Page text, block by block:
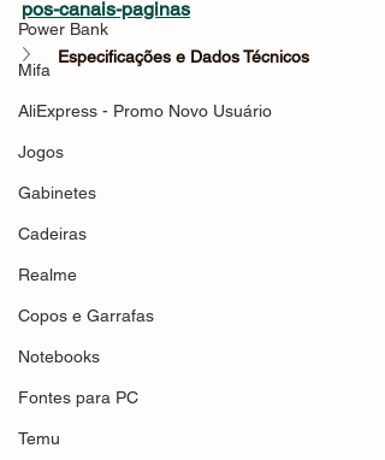
Power Bank
Mifa
AliExpress - Promo Novo Usuário
Jogos
Gabinetes
Cadeiras
Realme
Copos e Garrafas
Notebooks
Fontes para PC
Temu
pos-canais-paginas
Especificações e Dados Técnicos